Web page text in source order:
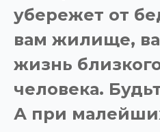
убережет от
вам жилище,
жизнь
человека.
А при